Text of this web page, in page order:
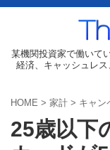
某機関投資家で働いて
経済、キャッシュレ
HOME > 家計 > キャン
25歳以下